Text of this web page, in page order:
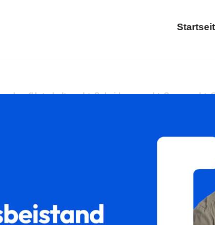
oder ✓Unterhaltsrecht, Scheidungsrecht,